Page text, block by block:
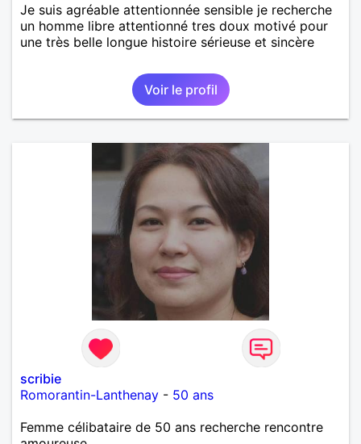
Je suis agréable attentionnée sensible je recherche
un homme libre attentionné tres doux motivé pour
une très belle longue histoire sérieuse et sincère
Voir le profil
scribie
Romorantin-Lanthenay - 50 ans
Femme célibataire de 50 ans recherche rencontre